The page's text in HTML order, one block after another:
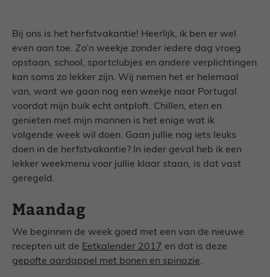
Bij ons is het herfstvakantie! Heerlijk, ik ben er wel
even aan toe. Zo’n weekje zonder iedere dag vroeg
opstaan, school, sportclubjes en andere verplichtingen
kan soms zo lekker zijn. Wij nemen het er helemaal
van, want we gaan nog een weekje naar Portugal
voordat mijn buik echt ontploft. Chillen, eten en
genieten met mijn mannen is het enige wat ik
volgende week wil doen. Gaan jullie nog iets leuks
doen in de herfstvakantie? In ieder geval heb ik een
lekker weekmenu voor jullie klaar staan, is dat vast
geregeld.
Maandag
We beginnen de week goed met een van de nieuwe
recepten uit de Eetkalender 2017 en dat is deze
gepofte aardappel met bonen en spinazie.